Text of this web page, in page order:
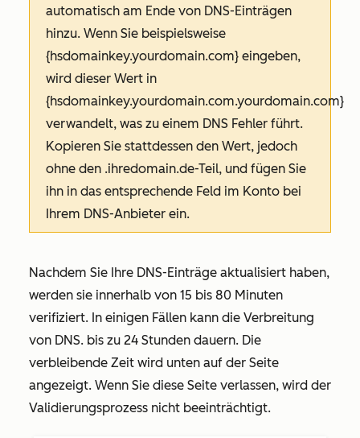
automatisch am Ende von DNS-Einträgen
hinzu. Wenn Sie beispielsweise
{hsdomainkey.yourdomain.com} eingeben,
wird dieser Wert in
{hsdomainkey.yourdomain.com.yourdomain.com}
verwandelt, was zu einem DNS Fehler führt.
Kopieren Sie stattdessen den Wert, jedoch
ohne den .ihredomain.de-Teil, und fügen Sie
ihn in das entsprechende Feld im Konto bei
Ihrem DNS-Anbieter ein.
Nachdem Sie Ihre DNS-Einträge aktualisiert haben,
werden sie innerhalb von 15 bis 80 Minuten
verifiziert. In einigen Fällen kann die Verbreitung
von DNS. bis zu 24 Stunden dauern. Die
verbleibende Zeit wird unten auf der Seite
angezeigt. Wenn Sie diese Seite verlassen, wird der
Validierungsprozess nicht beeinträchtigt.